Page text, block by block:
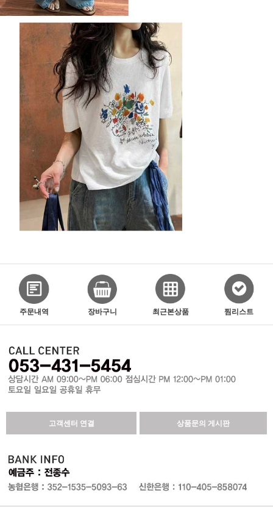
주문내역 장바구니 최근본상품 찜리스트
고객센터 연결 상품문의 게시판